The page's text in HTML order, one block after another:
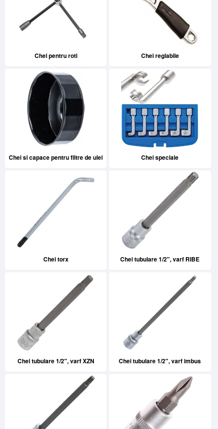
Chei pentru roti Chei reglabile
Chei si capace pentru filtre de ulei Chei speciale
Chei torx Chei tubulare 1/2", varf RIBE
Chei tubulare 1/2", varf XZN Chei tubulare 1/2", varf imbus